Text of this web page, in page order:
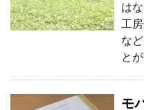
は
工
な
と
モ